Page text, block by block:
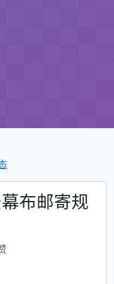
布邮寄规